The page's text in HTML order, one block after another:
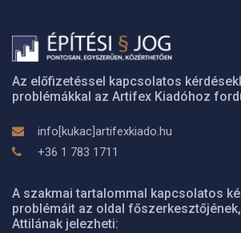
Az előfizetéssel kapcsolatos
problémákkal az Artifex Kiadóhoz
info[kukac]artifexkiado.hu
+36 1 783 1711
A szakmai tartalommal kapcsolatos
problémáit az oldal
Attilának jelezheti: